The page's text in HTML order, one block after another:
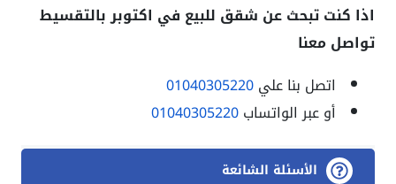
اذا كنت تبحث عن شقق للبيع في اكتوبر بالتقسيط
تواصل معنا
اتصل بنا علي01040305220
أو عبر الواتساب01040305220
الأسئلة الشائعة